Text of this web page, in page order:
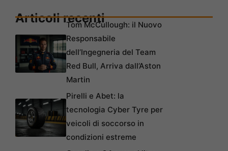
Articoli recentiTom McCullough: il Nuovo
Responsabile
dell’Ingegneria del Team
Red Bull, Arriva dall’Aston
Martin
Pirelli e Abet: la
tecnologia Cyber Tyre per
veicoli di soccorso in
condizioni estreme